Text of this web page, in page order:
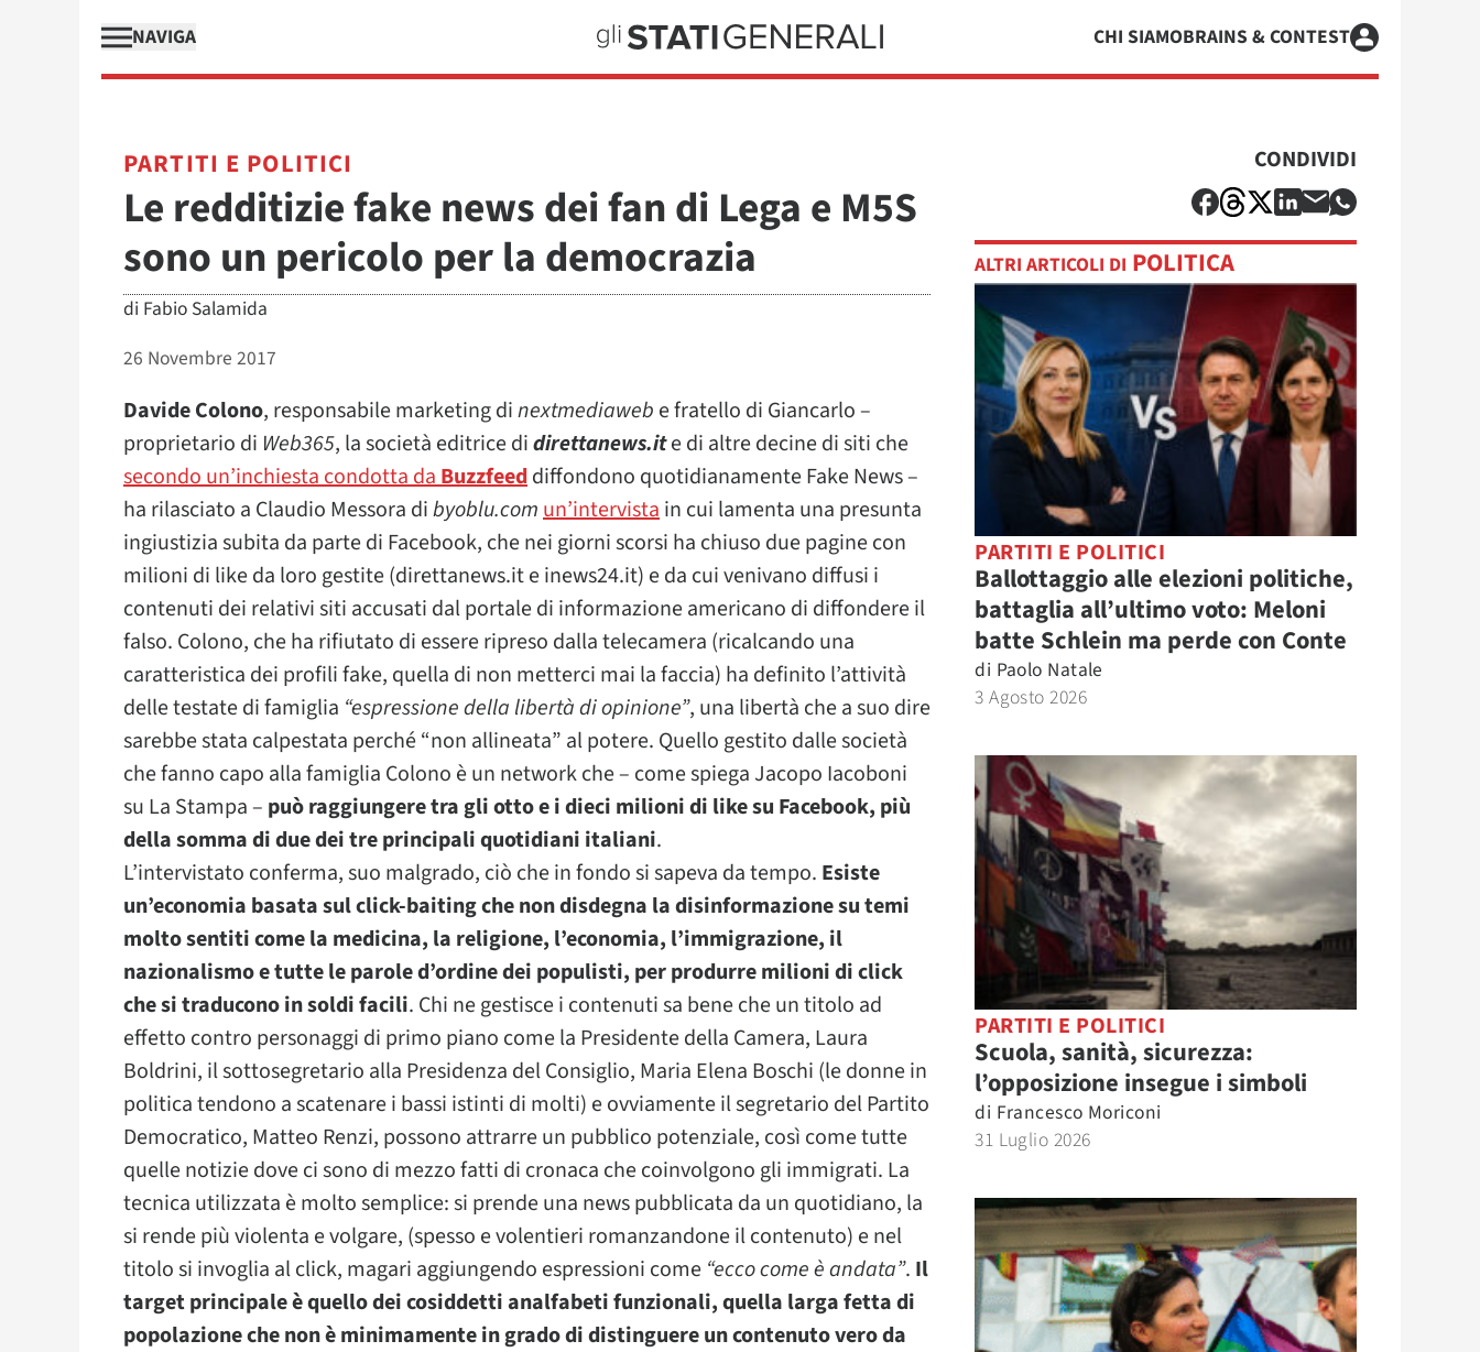
NAVIGA CHI SIAMOBRAINS & CONTEST
PARTITI E POLITICI
Le redditizie fake news dei fan di Lega e M5S
sono un pericolo per la democrazia
di Fabio Salamida
26 Novembre 2017
Davide Colono, responsabile marketing dinextmediaweb e fratello di Giancarlo –
proprietario di Web365, la società editrice didirettanews.ite di altre decine di siti che
secondo un’inchiesta condotta daBuzzfeeddiffondono quotidianamente Fake News –
ha rilasciato a Claudio Messora dibyoblu.comun’intervistain cui lamenta una presunta
ingiustizia subita da parte di Facebook, che nei giorni scorsi ha chiuso due pagine con
milioni di like da loro gestite (direttanews.it e inews24.it) e da cui venivano diffusi i
contenuti dei relativi siti accusati dal portale di informazione americano di diffondere il
falso. Colono, che ha rifiutato di essere ripreso dalla telecamera (ricalcando una
caratteristica dei profili fake, quella di non metterci mai la faccia) ha definito l’attività
delle testate di famiglia “espressione della libertà di opinione”, una libertà che a suo dire
sarebbe stata calpestata perché “non allineata” al potere. Quello gestito dalle società
che fanno capo alla famiglia Colono è un network che – come spiega Jacopo Iacoboni
su La Stampa – può raggiungere tra gli otto e i dieci milioni di like su Facebook, più
della somma di due dei tre principali quotidiani italiani.
L’intervistato conferma, suo malgrado, ciò che in fondo si sapeva da tempo. Esiste
un’economia basata sul click-baiting che non disdegna la disinformazione su temi
molto sentiti come la medicina, la religione, l’economia, l’immigrazione, il
nazionalismo e tutte le parole d’ordine dei populisti, per produrre milioni di click
che si traducono in soldi facili. Chi ne gestisce i contenuti sa bene che un titolo ad
effetto contro personaggi di primo piano come la Presidente della Camera, Laura
Boldrini, il sottosegretario alla Presidenza del Consiglio, Maria Elena Boschi (le donne in
politica tendono a scatenare i bassi istinti di molti) e ovviamente il segretario del Partito
Democratico, Matteo Renzi, possono attrarre un pubblico potenziale, così come tutte
quelle notizie dove ci sono di mezzo fatti di cronaca che coinvolgono gli immigrati. La
tecnica utilizzata è molto semplice: si prende una news pubblicata da un quotidiano, la
si rende più violenta e volgare, (spesso e volentieri romanzandone il contenuto) e nel
titolo si invoglia al click, magari aggiungendo espressioni come “ecco come è andata”. Il
target principale è quello dei cosiddetti analfabeti funzionali, quella larga fetta di
popolazione che non è minimamente in grado di distinguere un contenuto vero da
CONDIVIDI
ALTRI ARTICOLI DI POLITICA
PARTITI E POLITICI
Ballottaggio alle elezioni politiche,
battaglia all’ultimo voto: Meloni
batte Schlein ma perde con Conte
di Paolo Natale
3 Agosto 2026
PARTITI E POLITICI
Scuola, sanità, sicurezza:
l’opposizione insegue i simboli
di Francesco Moriconi
31 Luglio 2026